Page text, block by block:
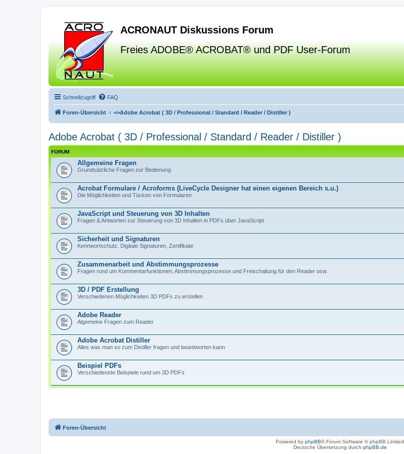
ACRONAUT Diskussions Forum
Freies ADOBE® ACROBAT® und PDF User-Forum
Schnellzugriff FAQ
Foren-Übersicht <>Adobe Acrobat ( 3D / Professional / Standard / Reader / Distiller )
Adobe Acrobat ( 3D / Professional / Standard / Reader / Distiller )
FORUM
Allgemeine Fragen
Grundsätzliche Fragen zur Bedienung
Acrobat Formulare / Acroforms (LiveCycle Designer hat einen eigenen Bereich s.u.)
Die Möglichkeiten und Tücken von Formularen
JavaScript und Steuerung von 3D Inhalten
Fragen & Antworten zur Steuerung von 3D Inhalten in PDFs über JavaScript
Sicherheit und Signaturen
Kennwortschutz, Digitale Signaturen, Zertifikate
Zusammenarbeit und Abstimmungsprozesse
Fragen rund um Kommentarfunktionen, Abstimmungsprozesse und Freischaltung für den Reader usw.
3D / PDF Erstellung
Verschiedenen Möglichkeiten 3D PDFs zu erstellen
Adobe Reader
Algemeine Fragen zum Reader
Adobe Acrobat Distiller
Alles was man so zum Distiller fragen und beantworten kann
Beispiel PDFs
Verschiedenste Beispiele rund um 3D PDFs
Foren-Übersicht
Powered by phpBB® Forum Software © phpBB Limited
Deutsche Übersetzung durch phpBB.de